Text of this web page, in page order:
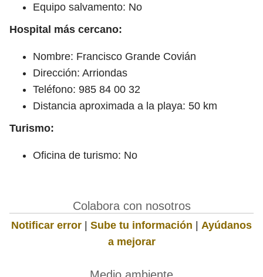
Equipo salvamento: No
Hospital más cercano:
Nombre: Francisco Grande Covián
Dirección: Arriondas
Teléfono: 985 84 00 32
Distancia aproximada a la playa: 50 km
Turismo:
Oficina de turismo: No
Colabora con nosotros
Notificar error | Sube tu información | Ayúdanos
a mejorar
Medio ambiente